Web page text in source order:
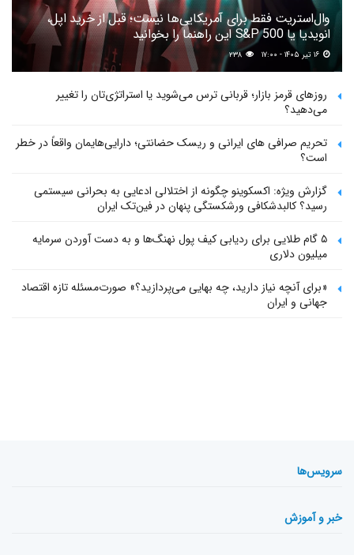
وال‌استریت فقط برای آمریکایی‌ها نیست؛ قبل از خرید اپل،
انویدیا یا S&P 500 این راهنما را بخوانید
۲۳۸
روزهای قرمز بازار؛ قربانی ترس می‌شوید یا استراتژی‌تان را تغییر
می‌دهید؟
تحریم صرافی های ایرانی و ریسک حضانتی؛ دارایی‌هایمان واقعاً در خطر
است؟
گزارش ویژه: اکسکوینو چگونه از اختلالی ادعایی به بحرانی سیستمی
رسید؟ کالبدشکافی ورشکستگی پنهان در فین‌تک ایران
۵ گام طلایی برای ردیابی کیف پول‌ نهنگ‌ها و به دست آوردن سرمایه
میلیون دلاری
«برای آنچه نیاز دارید، چه بهایی می‌پردازید؟» صورت‌مسئله تازه اقتصاد
جهانی و ایران
سرویس‌ها
خبر و آموزش